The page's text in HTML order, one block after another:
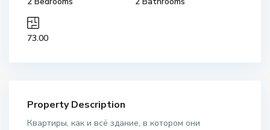
73.00
Property Description
Квартиры, как и всё здание, в котором они